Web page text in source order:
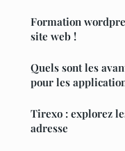
Formation
site web !
Quels sont les
pour les
Tirexo : explorez
adresse